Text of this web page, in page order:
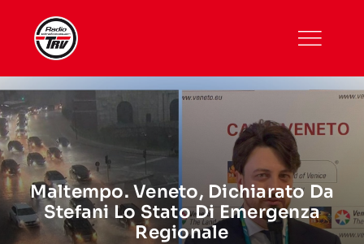
content
Maltempo. Veneto, Dichiarato Da
Stefani Lo Stato Di Emergenza
Regionale